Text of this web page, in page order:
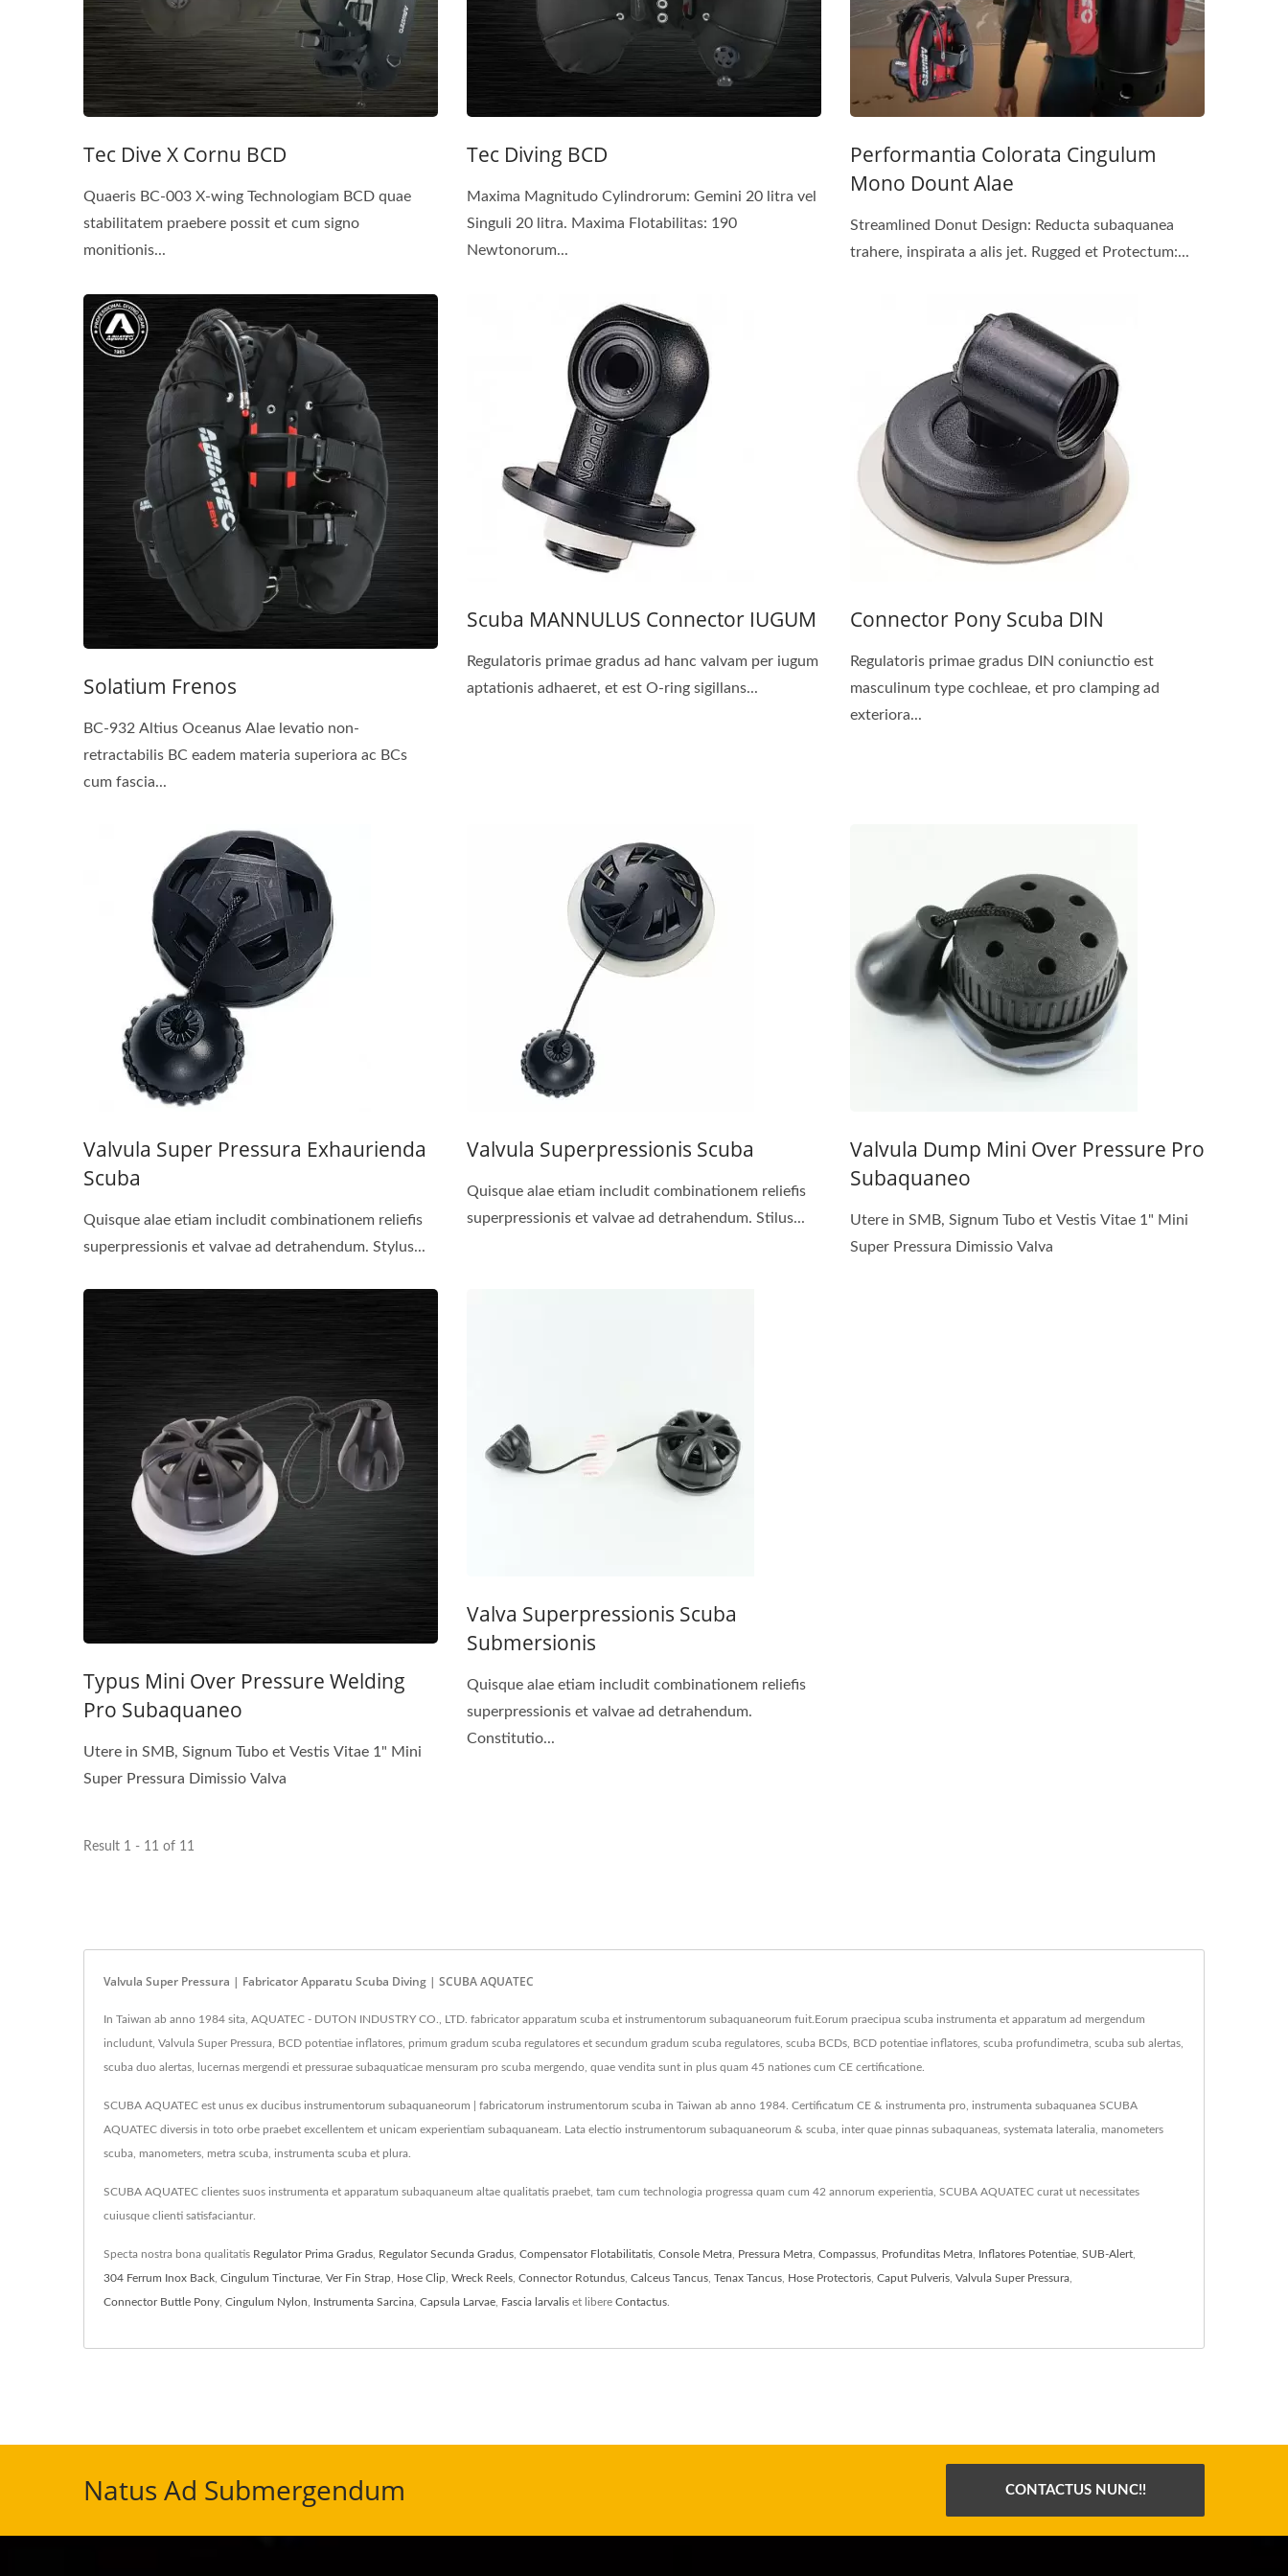
Tec Dive X Cornu BCD
Quaeris BC-003 X-wing Technologiam BCD quae
stabilitatem praebere possit et cum signo
monitionis...
Tec Diving BCD
Maxima Magnitudo Cylindrorum: Gemini 20 litra vel
Singuli 20 litra. Maxima Flotabilitas: 190
Newtonorum...
Performantia Colorata Cingulum
Mono Dount Alae
Streamlined Donut Design: Reducta subaquanea
trahere, inspirata a alis jet. Rugged et Protectum:...
Solatium Frenos
BC-932 Altius Oceanus Alae levatio non-
retractabilis BC eadem materia superiora ac BCs
cum fascia...
Scuba MANNULUS Connector IUGUM
Regulatoris primae gradus ad hanc valvam per iugum
aptationis adhaeret, et est O-ring sigillans...
Connector Pony Scuba DIN
Regulatoris primae gradus DIN coniunctio est
masculinum type cochleae, et pro clamping ad
exteriora...
Valvula Super Pressura Exhaurienda
Scuba
Quisque alae etiam includit combinationem reliefis
superpressionis et valvae ad detrahendum. Stylus...
Valvula Superpressionis Scuba
Quisque alae etiam includit combinationem reliefis
superpressionis et valvae ad detrahendum. Stilus...
Valvula Dump Mini Over Pressure Pro
Subaquaneo
Utere in SMB, Signum Tubo et Vestis Vitae 1" Mini
Super Pressura Dimissio Valva
Typus Mini Over Pressure Welding
Pro Subaquaneo
Utere in SMB, Signum Tubo et Vestis Vitae 1" Mini
Super Pressura Dimissio Valva
Valva Superpressionis Scuba
Submersionis
Quisque alae etiam includit combinationem reliefis
superpressionis et valvae ad detrahendum.
Constitutio...
Result 1 - 11 of 11
Valvula Super Pressura | Fabricator Apparatu Scuba Diving | SCUBA AQUATEC
In Taiwan ab anno 1984 sita, AQUATEC - DUTON INDUSTRY CO., LTD. fabricator apparatum scuba et instrumentorum subaquaneorum fuit.Eorum praecipua scuba instrumenta et apparatum ad mergendum
includunt, Valvula Super Pressura, BCD potentiae inflatores, primum gradum scuba regulatores et secundum gradum scuba regulatores, scuba BCDs, BCD potentiae inflatores, scuba profundimetra, scuba sub alertas,
scuba duo alertas, lucernas mergendi et pressurae subaquaticae mensuram pro scuba mergendo, quae vendita sunt in plus quam 45 nationes cum CE certificatione.
SCUBA AQUATEC est unus ex ducibus instrumentorum subaquaneorum | fabricatorum instrumentorum scuba in Taiwan ab anno 1984. Certificatum CE & instrumenta pro, instrumenta subaquanea SCUBA
AQUATEC diversis in toto orbe praebet excellentem et unicam experientiam subaquaneam. Lata electio instrumentorum subaquaneorum & scuba, inter quae pinnas subaquaneas, systemata lateralia, manometers
scuba, manometers, metra scuba, instrumenta scuba et plura.
SCUBA AQUATEC clientes suos instrumenta et apparatum subaquaneum altae qualitatis praebet, tam cum technologia progressa quam cum 42 annorum experientia, SCUBA AQUATEC curat ut necessitates
cuiusque clienti satisfaciantur.
Specta nostra bona qualitatis Regulator Prima Gradus Regulator Secunda Gradus Compensator Flotabilitatis Console Metra Pressura Metra Compassus Profunditas Metra Inflatores Potentiae SUB-Alert
304 Ferrum Inox Back Cingulum Tincturae Ver Fin Strap Hose Clip Wreck Reels Connector Rotundus Calceus Tancus Tenax Tancus Hose Protectoris Caput Pulveris Valvula Super Pressura
Connector Buttle Pony Cingulum Nylon Instrumenta Sarcina Capsula Larvae Fascia larvalis et libere Contactus
Natus Ad Submergendum CONTACTUS NUNC!!